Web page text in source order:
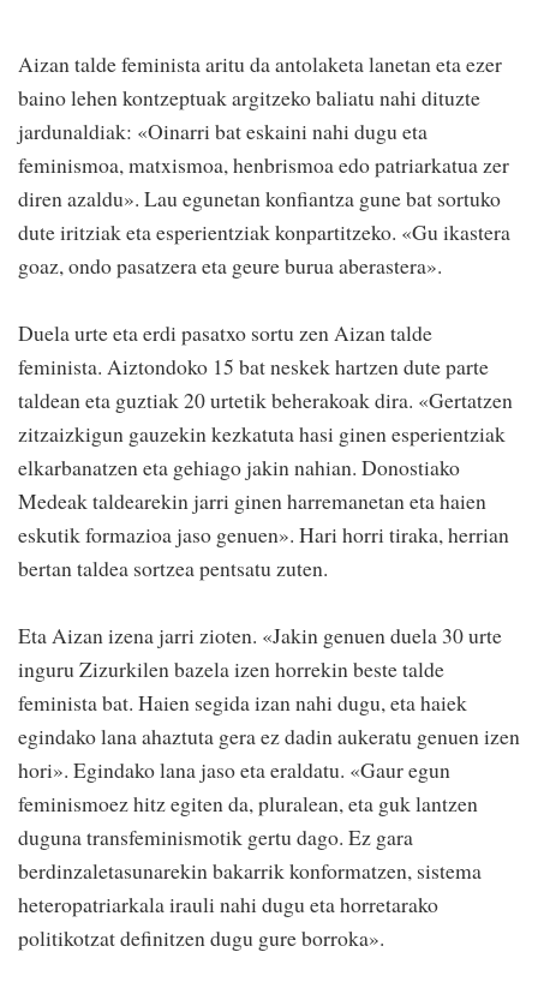
Aizan talde feminista aritu da antolaketa lanetan eta ezer
baino lehen kontzeptuak argitzeko baliatu nahi dituzte
jardunaldiak: «Oinarri bat eskaini nahi dugu eta
feminismoa, matxismoa, henbrismoa edo patriarkatua zer
diren azaldu». Lau egunetan konfiantza gune bat sortuko
dute iritziak eta esperientziak konpartitzeko. «Gu ikastera
goaz, ondo pasatzera eta geure burua aberastera».
Duela urte eta erdi pasatxo sortu zen Aizan talde
feminista. Aiztondoko 15 bat neskek hartzen dute parte
taldean eta guztiak 20 urtetik beherakoak dira. «Gertatzen
zitzaizkigun gauzekin kezkatuta hasi ginen esperientziak
elkarbanatzen eta gehiago jakin nahian. Donostiako
Medeak taldearekin jarri ginen harremanetan eta haien
eskutik formazioa jaso genuen». Hari horri tiraka, herrian
bertan taldea sortzea pentsatu zuten.
Eta Aizan izena jarri zioten. «Jakin genuen duela 30 urte
inguru Zizurkilen bazela izen horrekin beste talde
feminista bat. Haien segida izan nahi dugu, eta haiek
egindako lana ahaztuta gera ez dadin aukeratu genuen izen
hori». Egindako lana jaso eta eraldatu. «Gaur egun
feminismoez hitz egiten da, pluralean, eta guk lantzen
duguna transfeminismotik gertu dago. Ez gara
berdinzaletasunarekin bakarrik konformatzen, sistema
heteropatriarkala irauli nahi dugu eta horretarako
politikotzat definitzen dugu gure borroka».